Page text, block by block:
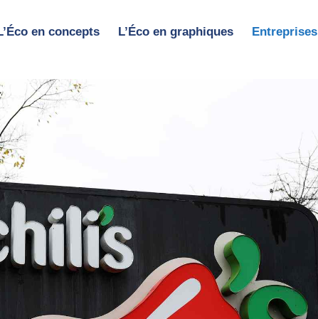
en concepts L’Éco en graphiques Entreprises